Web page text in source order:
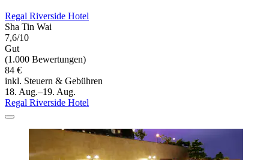
Regal Riverside Hotel
Sha Tin Wai
7,6/10
Gut
(1.000 Bewertungen)
84 €
inkl. Steuern & Gebühren
18. Aug.–19. Aug.
Regal Riverside Hotel